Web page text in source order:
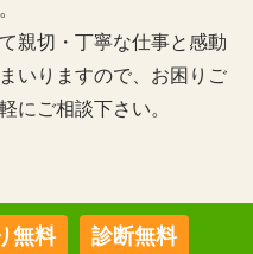
親切・丁寧な仕事と感動
いりますので、お困りご
にご相談下さい。
無料 診断無料